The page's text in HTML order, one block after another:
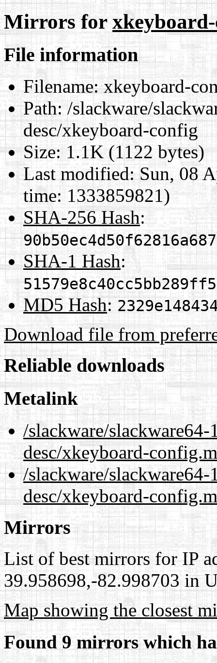
Mirrors for
File information
Filename:xkeyboard-
Path:/slackware/
desc/xkeyboard-config
Size:1.1K (1122 bytes)
Last modified:Sun, 08
time: 1333859821)
SHA-256 Hash:
SHA-1 Hash:
MD5 Hash:
Download file from
Reliable downloads
Metalink
/slackware/
desc/xkeyboard-
/slackware/
desc/xkeyboard-
Mirrors
List of best mirrors for IP
39.958698,-82.998703 in
Map showing the closest
Found 9 mirrors which